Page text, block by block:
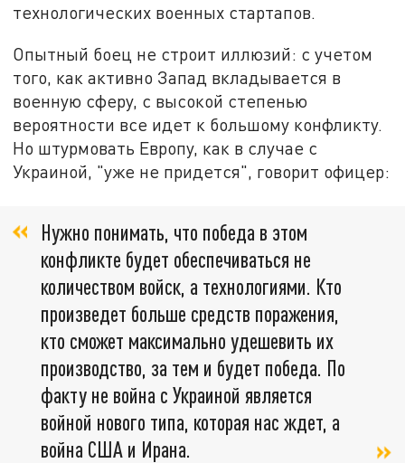
технологических военных стартапов.
Опытный боец не строит иллюзий: с учетом
того, как активно Запад вкладывается в
военную сферу, с высокой степенью
вероятности все идет к большому конфликту.
Но штурмовать Европу, как в случае с
Украиной, "уже не придется", говорит офицер:
Нужно понимать, что победа в этом
конфликте будет обеспечиваться не
количеством войск, а технологиями. Кто
произведет больше средств поражения,
кто сможет максимально удешевить их
производство, за тем и будет победа. По
факту не война с Украиной является
войной нового типа, которая нас ждет, а
война США и Ирана.